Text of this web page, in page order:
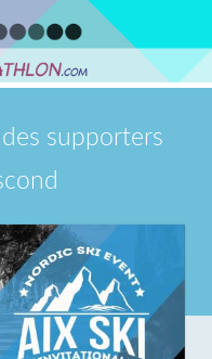
supporters